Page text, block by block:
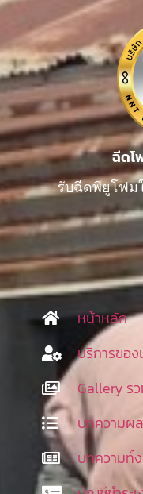
ฉีดโ
รับฉีดพียูโฟม
หน้าหลัก
บริการของ
Gallery ร
บทความผ
บทความทั้